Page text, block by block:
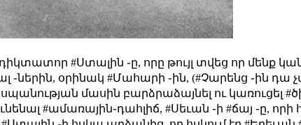
#Ստալին ֊ը, որը թույլ տվեց որ մենք
օրինակ #Մահարի ֊ին, (#Չարենց ֊ին դա
մասին բարձրաձայնել ու կառուցել
#ամառային֊դահլիճ, #Սեւան ֊ի #ճայ ֊ը, որի